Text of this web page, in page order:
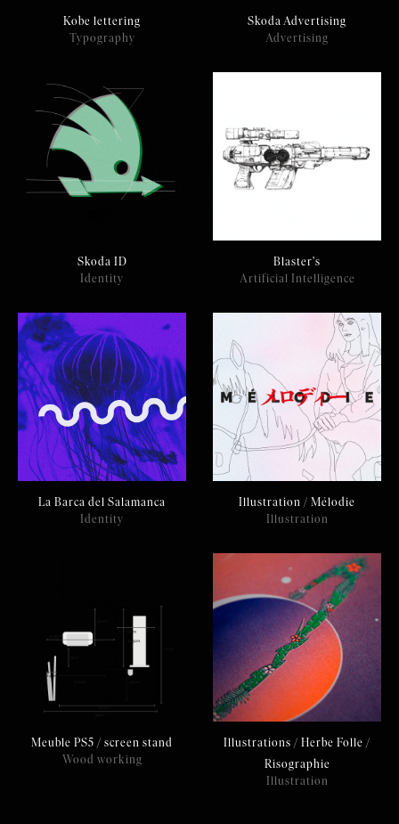
Kobe lettering
Typography
Skoda Advertising
Advertising
Skoda ID
Identity
Blaster's
Artificial Intelligence
La Barca del Salamanca
Identity
Illustration / Mélodie
Illustration
Meuble PS5 / screen stand
Wood working
Illustrations / Herbe Folle /
Risographie
Illustration